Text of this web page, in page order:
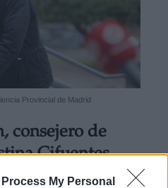
My Personal
Provincial de Madrid
consejero de
Cifuentes
al rectorado